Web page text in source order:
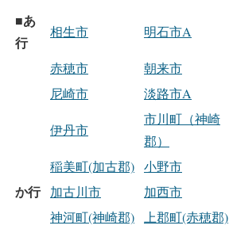
■あ
行
相生市 明石市A
赤穂市 朝来市
尼崎市
淡路市A
伊丹市
市川町（神崎
郡）
稲美町(加古郡) 小野市
か行 加古川市 加西市
神河町(神崎郡) 上郡町(赤穂郡)